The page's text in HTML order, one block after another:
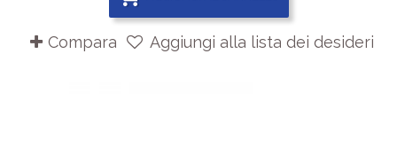
Compara Aggiungi alla lista dei desideri